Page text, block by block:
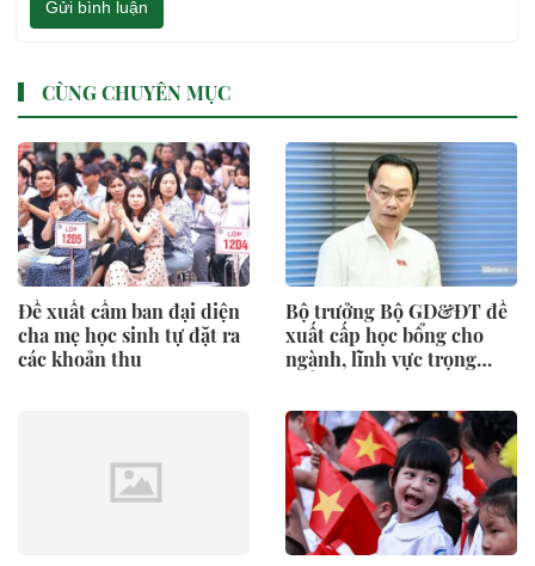
Gửi bình luận
CÙNG CHUYÊN MỤC
Đề xuất cấm ban đại diện
cha mẹ học sinh tự đặt ra
các khoản thu
Bộ trưởng Bộ GD&ĐT đề
xuất cấp học bổng cho
ngành, lĩnh vực trọng